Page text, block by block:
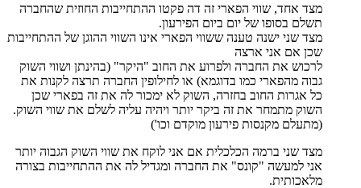
מצד אחד, שווי הפארי זה דה פקטו ההתחייבות החוזית שהחברה
תשלם בסופו של יום ביום הפירעון.
מצד שני ישנה טענה ששווי הפארי אינו השווי ההוגן של ההתחייבות
שכן אם אני ארצה
לרכוש את החברה ולפרוע את החוב "היקר" (בהינתן ושווי השוק
גבוה מהפארי כמו בדוגמא) או לחילופין החברה תרצה לקנות את
כל אגרות החוב בחזרה, השוק לא ימכור לה את זה בפארי שכן
השוק מתמחר את זה ביקר יותר ויהיה עליה לשלם את שווי השוק.
(מתעלם מקנסות פירעון מוקדם וכו')
מצד שני ברמה הכלכלית אם אני לוקח את שווי השוק הגבוה יותר
אני למעשה "קונס" את החברה ומגדיל לה את ההתחייבות בצורה
מלאכותית.